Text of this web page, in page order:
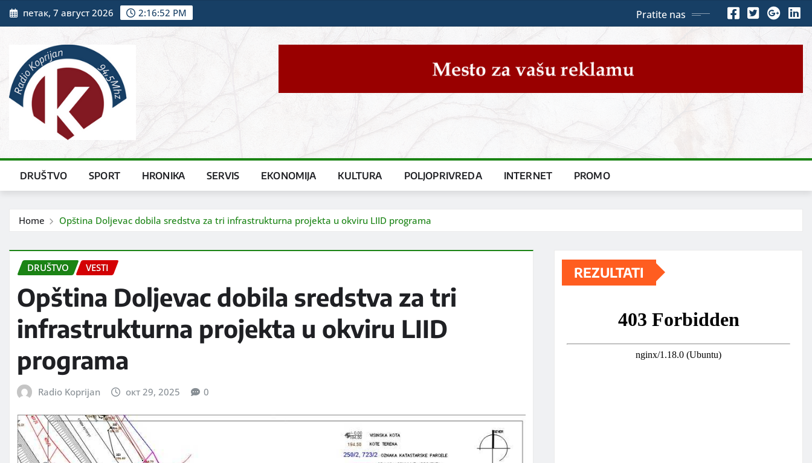
Skip
to
петак, 7 август 2026 2:16:53 PM Pratite nas
DRUŠTVO SPORT HRONIKA SERVIS EKONOMIJA KULTURA POLJOPRIVREDA INTERNET PROMO
Home Opština Doljevac dobila sredstva za tri infrastrukturna projekta u okviru LIID programa
DRUŠTVO VESTI
Opština Doljevac dobila sredstva za tri
infrastrukturna projekta u okviru LIID
programa
Radio Koprijan окт 29, 2025 0
REZULTATI